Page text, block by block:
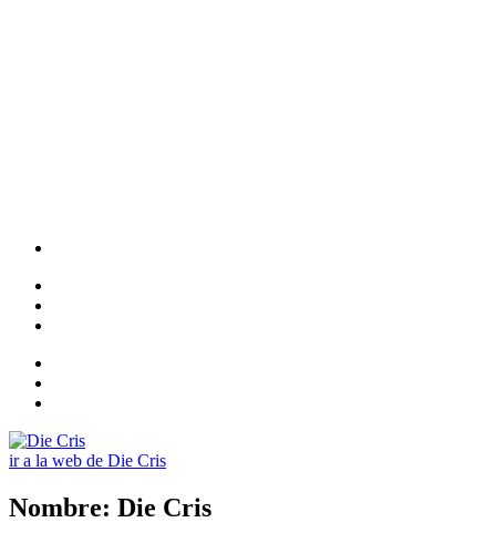
ir a la web de Die Cris
Nombre: Die Cris